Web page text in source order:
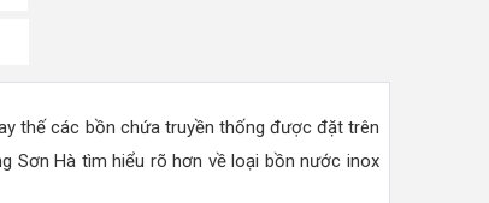
thế các bồn chứa truyền thống được đặt trên
Sơn Hà tìm hiểu rõ hơn về loại bồn nước inox